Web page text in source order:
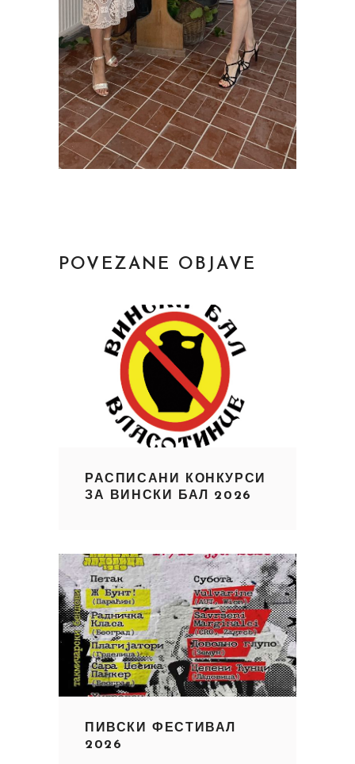
POVEZANE OBJAVE
РАСПИСАНИ КОНКУРСИ
ЗА ВИНСКИ БАЛ 2026
ПИВСКИ ФЕСТИВАЛ
2026